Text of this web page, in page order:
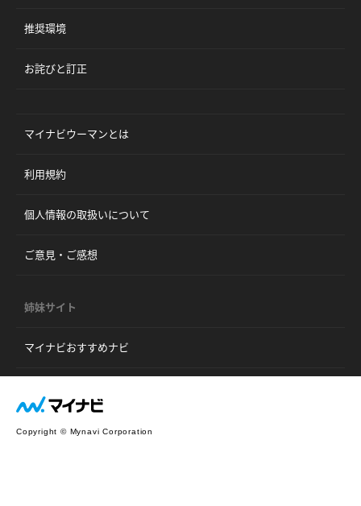
推奨環境
お詫びと訂正
マイナビウーマンとは
利用規約
個人情報の取扱いについて
ご意見・ご感想
姉妹サイト
マイナビおすすめナビ
Copyright © Mynavi Corporation